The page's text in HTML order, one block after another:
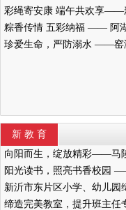
新 教 育